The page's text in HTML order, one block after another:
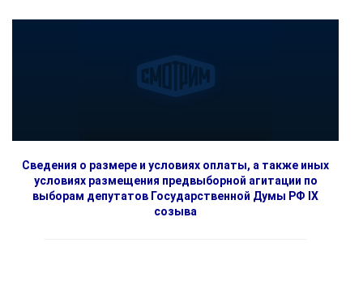
Сведения о размере и условиях оплаты, а также иных
условиях размещения предвыборной агитации по
выборам депутатов Государственной Думы РФ IX
созыва